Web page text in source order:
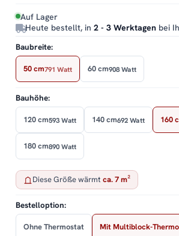
Auf Lager
Heute bestellt, in 2 - 3 Werktagen bei
Baubreite:
50 cm791 Watt 60 cm908 Watt
Bauhöhe:
120 cm593 Watt 140 cm692 Watt 160
180 cm890 Watt
Diese Größe wärmt ca. 7 m²
Bestelloption:
Ohne Thermostat Mit Multiblock-